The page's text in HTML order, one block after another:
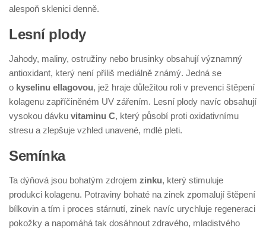
alespoň sklenici denně.
Lesní plody
Jahody, maliny, ostružiny nebo brusinky obsahují významný
antioxidant, který není příliš mediálně známý. Jedná se
o kyselinu ellagovou, jež hraje důležitou roli v prevenci štěpení
kolagenu zapříčiněném UV zářením. Lesní plody navíc obsahují
vysokou dávku vitaminu C, který působí proti oxidativnímu
stresu a zlepšuje vzhled unavené, mdlé pleti.
Semínka
Ta dýňová jsou bohatým zdrojem zinku, který stimuluje
produkci kolagenu. Potraviny bohaté na zinek zpomalují štěpení
bílkovin a tím i proces stárnutí, zinek navíc urychluje regeneraci
pokožky a napomáhá tak dosáhnout zdravého, mladistvého